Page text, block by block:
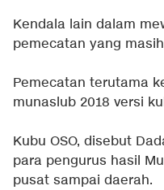
Kendala lain dalam
pemecatan yang
Pemecatan terutama
munaslub 2018 versi
Kubu OSO, disebut
para pengurus hasil
pusat sampai daerah.